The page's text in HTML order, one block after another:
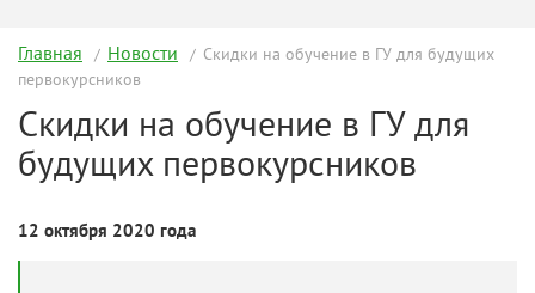
Главная Новости
Скидки на обучение в ГУ для будущих
первокурсников
Скидки на обучение в ГУ для
будущих первокурсников
12 октября 2020 года